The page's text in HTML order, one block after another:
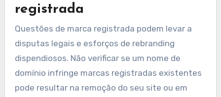
registrada
Questões de marca registrada podem levar a
disputas legais e esforços de rebranding
dispendiosos. Não verificar se um nome de
domínio infringe marcas registradas existentes
pode resultar na remoção do seu site ou em